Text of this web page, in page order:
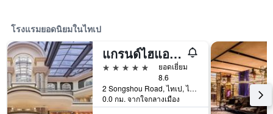
โรงแรมยอดนิยมในไทเป
แกรนด์ไฮแอท ไทเป
5 ดาว
ยอดเยี่ยม
8.6
2 Songshou Road, ไทเป, ไต้หวัน
0.0 กม. จากใจกลางเมือง